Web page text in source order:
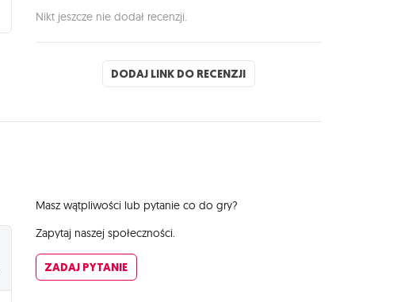
Nikt jeszcze nie dodał recenzji.
DODAJ LINK DO RECENZJI
Masz wątpliwości lub pytanie co do gry?
Zapytaj naszej społeczności.
ZADAJ PYTANIE